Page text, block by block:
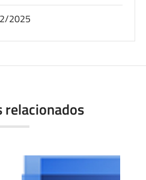
2025
relacionados